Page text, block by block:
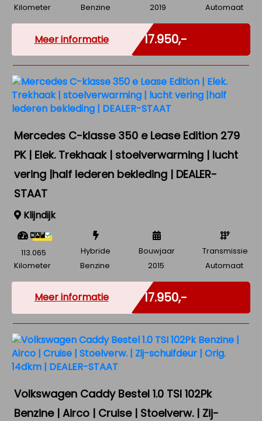
Kilometer
Benzine
2019
Automaat
Meer informatie € 17.950,-
Mercedes C-klasse 350 e Lease Edition 279
PK | Elek. Trekhaak | stoelverwarming | lucht
vering |half lederen bekleding | DEALER-
STAAT
Klijndijk
113.065
Kilometer
Hybride
Benzine
Bouwjaar
2015
Transmissie
Automaat
Meer informatie € 17.950,-
Volkswagen Caddy Bestel 1.0 TSI 102Pk
Benzine | Airco | Cruise | Stoelverw. | Zij-